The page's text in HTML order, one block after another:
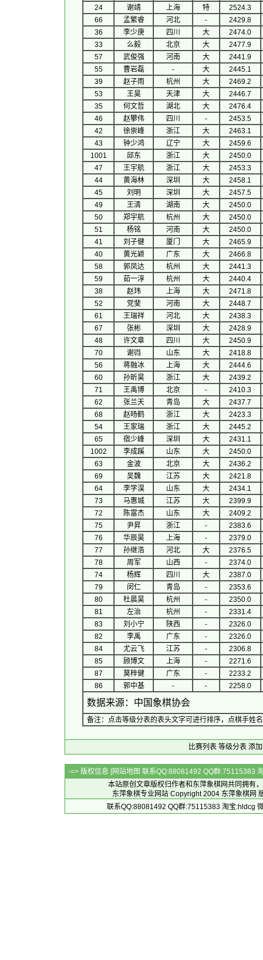
24
谢靖 上海 特
2524.3
66
孟繁睿 河北 -
2429.8
36
李少庚 四川 大
2474.0
33
么毅 北京 大
2477.9
57
武俊强 河南 大
2441.9
55
曹岩磊 - 大
2445.1
39
赵子雨 杭州 大
2469.2
53
王昊 天津 大
2446.7
35
何文哲 湖北 大
2476.4
46
赵攀伟 四川 -
2453.5
42
徐崇峰 浙江 大
2463.1
43
钟少鸿 辽宁 大
2459.6
1001
邱东 浙江 大
2450.0
47
王宇航 浙江 大
2453.3
44
黄海林 深圳 大
2458.1
45
刘明 深圳 大
2457.5
49
王清 湖南 大
2450.0
50
郑宇航 杭州 大
2450.0
51
杨铭 河南 大
2450.0
41
刘子健 厦门 大
2465.9
40
黄光颖 广东 大
2466.8
58
郭凤达 杭州 大
2441.3
59
茹一淳 杭州 大
2440.4
38
赵玮 上海 大
2471.8
52
党斐 河南 大
2448.7
61
王瑞祥 河北 大
2438.3
67
张彬 深圳 大
2428.9
48
许文章 四川 大
2450.9
70
谢岿 山东 大
2418.8
56
蒋融冰 上海 大
2444.6
60
孙昕昊 浙江 大
2439.2
71
王禹博 北京 -
2410.3
62
张兰天 青岛 大
2437.7
68
赵旸鹤 浙江 大
2423.3
54
王家瑞 浙江 大
2445.2
65
宿少峰 深圳 大
2431.1
1002
李成蹊 山东 大
2450.0
63
金波 北京 大
2436.2
69
吴魏 江苏 大
2421.8
64
李学淏 山东 大
2434.1
73
马惠城 江苏 大
2399.9
72
陈富杰 山东 大
2409.2
75
尹昇 浙江 -
2383.6
76
华辰昊 上海 -
2379.0
77
孙继浩 河北 大
2376.5
78
周军 山西 -
2374.0
74
杨辉 四川 大
2387.0
79
闵仁 青岛 -
2353.6
80
杜晨昊 杭州 -
2350.0
81
左治 杭州 -
2331.4
83
刘小宁 陕西 -
2326.0
82
李禹 广东 -
2326.0
84
尤云飞 江苏 -
2306.8
85
顾博文 上海 -
2271.6
87
莫梓健 广东 -
2233.2
86
郭中基 - - 2258.0
数据来源：中国象棋协会
备注：点击等级分表的表头文字可进行排序，点棋手姓
比赛列表 等级分表 添
-=> 版权信息 [网站地图 联系QQ:88081492 QQ群:75115383
本站原创文章版权归作者和 东萍象棋网共同拥有
东萍象棋专业网站 Copyright 2004 东萍象棋网
联系QQ:88081492 QQ群:75115383 淘宝:hldcg